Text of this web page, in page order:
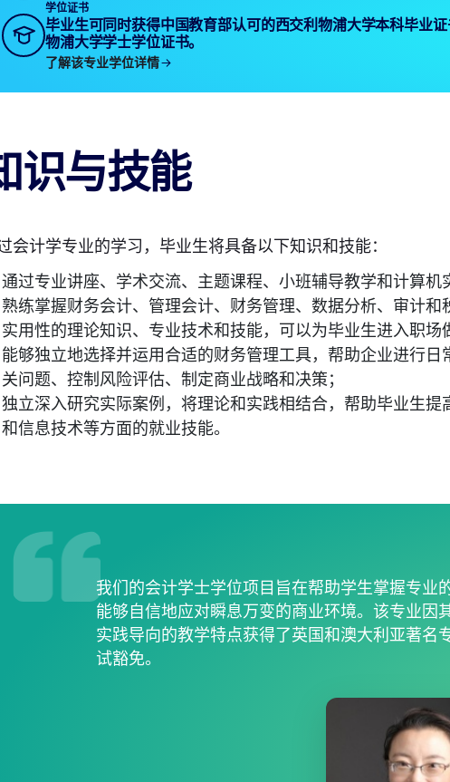
学位证书
毕业生可同时获得中国教育部认可的西交利物浦大学本科毕业
物浦大学学士学位证书。
了解该专业学位详情
识与技能
会计学专业的学习，毕业生将具备以下知识和技能：
通过专业讲座、学术交流、主题课程、小班辅导教学和计算
熟练掌握财务会计、管理会计、财务管理、数据分析、审计
实用性的理论知识、专业技术和技能，可以为毕业生进入职场
能够独立地选择并运用合适的财务管理工具，帮助企业进行
关问题、控制风险评估、制定商业战略和决策；
独立深入研究实际案例，将理论和实践相结合，帮助毕业生
和信息技术等方面的就业技能。
我们的会计学士学位项目旨在帮助学生掌握专业
能够自信地应对瞬息万变的商业环境。该专业因
实践导向的教学特点获得了英国和澳大利亚著名
试豁免。